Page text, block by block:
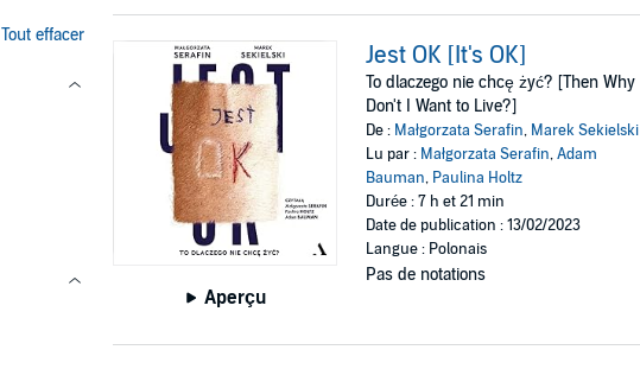
Tout effacer
Aperçu
Jest OK [It's OK]
To dlaczego nie chcę żyć? [Then Why
Don't I Want to Live?]
De : Małgorzata Serafin, Marek Sekielski
Lu par : Małgorzata Serafin,Adam
Bauman, Paulina Holtz
Durée : 7 h et 21 min
Date de publication : 13/02/2023
Langue : Polonais
Pas de notations